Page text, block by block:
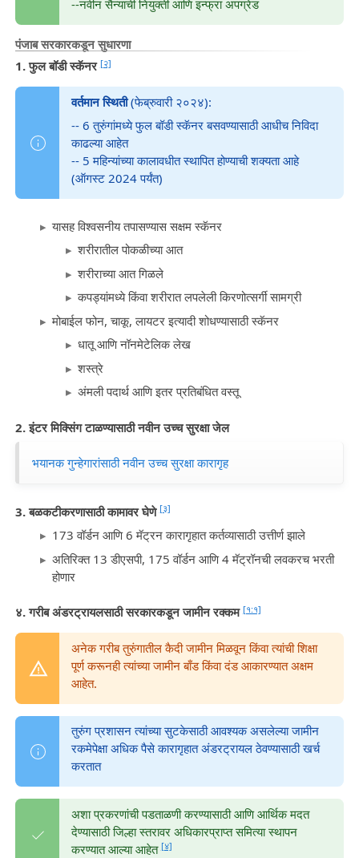
--नवीन सैन्याची नियुक्ती आणि इन्फ्रा अपग्रेड
पंजाब सरकारकडूनसुधारणा
1. फुल बॉडी स्कॅनर [२]
वर्तमान स्थिती(फेब्रुवारी २०२४):
-- 6 तुरुंगांमध्ये फुल बॉडी स्कॅनर बसवण्यासाठी आधीच निविदा
काढल्या आहेत
-- 5 महिन्यांच्या कालावधीत स्थापित होण्याची शक्यता आहे
(ऑगस्ट 2024 पर्यंत)
यासह विश्वसनीय तपासण्यास सक्षम स्कॅनर
शरीरातील पोकळीच्या आत
शरीराच्या आत गिळले
कपड्यांमध्ये किंवा शरीरात लपलेली किरणोत्सर्गी सामग्री
मोबाईल फोन, चाकू, लायटर इत्यादी शोधण्यासाठी स्कॅनर
धातू आणि नॉनमेटेलिक लेख
शस्त्रे
अंमली पदार्थ आणि इतर प्रतिबंधित वस्तू
2. इंटर मिक्सिंग टाळण्यासाठी नवीन उच्च सुरक्षा जेल
भयानक गुन्हेगारांसाठी नवीन उच्च सुरक्षा कारागृह
3. बळकटीकरणासाठी कामावर घेणे [३]
173 वॉर्डन आणि 6 मॅट्रन कारागृहात कर्तव्यासाठी उत्तीर्ण झाले
अतिरिक्त 13 डीएसपी, 175 वॉर्डन आणि 4 मॅट्रॉनची लवकरच भरती
होणार
४. गरीब अंडरट्रायलसाठी सरकारकडून जामीन रक्कम [१:१]
अनेक गरीब तुरुंगातील कैदी जामीन मिळवून किंवा त्यांची शिक्षा
पूर्ण करूनही त्यांच्या जामीन बाँड किंवा दंड आकारण्यात अक्षम
आहेत.
तुरुंग प्रशासन त्यांच्या सुटकेसाठी आवश्यक असलेल्या जामीन
रकमेपेक्षा अधिक पैसे कारागृहात अंडरट्रायल ठेवण्यासाठी खर्च
करतात
अशा प्रकरणांची पडताळणी करण्यासाठी आणि आर्थिक मदत
देण्यासाठी जिल्हा स्तरावर अधिकारप्राप्त समित्या स्थापन
करण्यात आल्या आहेत[४]